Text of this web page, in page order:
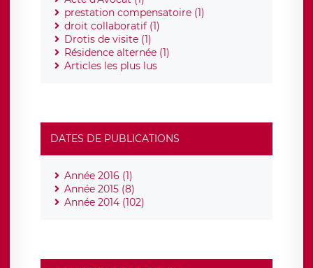
prestation compensatoire (1)
droit collaboratif (1)
Drotis de visite (1)
Résidence alternée (1)
Articles les plus lus
DATES DE PUBLICATIONS
Année 2016 (1)
Année 2015 (8)
Année 2014 (102)